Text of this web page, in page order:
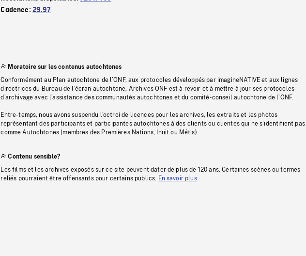
Cadence: 29.97
Moratoire sur les contenus autochtones
Conformément au Plan autochtone de l’ONF, aux protocoles développés par imagineNATIVE et aux lignes
directrices du Bureau de l’écran autochtone, Archives ONF est à revoir et à mettre à jour ses protocoles
d’archivage avec l’assistance des communautés autochtones et du comité-conseil autochtone de l’ONF.
Entre-temps, nous avons suspendu l’octroi de licences pour les archives, les extraits et les photos
représentant des participants et participantes autochtones à des clients ou clientes qui ne s’identifient pas
comme Autochtones (membres des Premières Nations, Inuit ou Métis).
Contenu sensible?
Les films et les archives exposés sur ce site peuvent dater de plus de 120 ans. Certaines scènes ou termes
reliés pourraient être offensants pour certains publics. En savoir plus